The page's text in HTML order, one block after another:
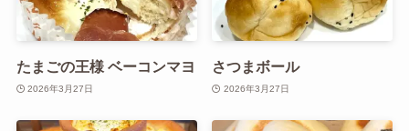
たまごの王様 ベーコンマヨ
2026年3月27日
さつまボール
2026年3月27日